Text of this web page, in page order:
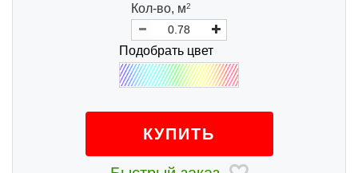
Кол-во, м2
Подобрать цвет
КУПИТЬ